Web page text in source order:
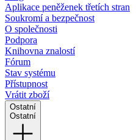
Aplikace peněženek třetích stran
Soukromí a bezpečnost
O společnosti
Podpora
Knihovna znalostí
Fórum
Stav systému
Přístupnost
Vrátit zboží
Ostatní
Ostatní